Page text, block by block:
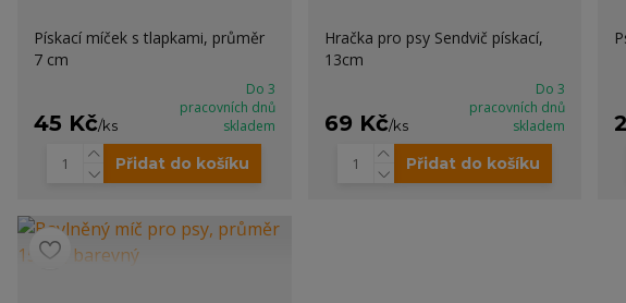
Pískací míček s tlapkami, průměr
7 cm
45 Kč/ks
Do 3
pracovních dnů
skladem
Přidat do košíku
Hračka pro psy Sendvič pískací,
13cm
69 Kč/ks
Do 3
pracovních dnů
skladem
Přidat do košíku